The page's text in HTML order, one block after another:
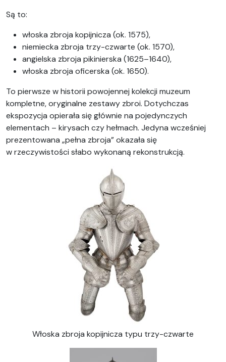
Są to:
włoska zbroja kopijnicza (ok. 1575),
niemiecka zbroja trzy-czwarte (ok. 1570),
angielska zbroja pikinierska (1625–1640),
włoska zbroja oficerska (ok. 1650).
To pierwsze w historii powojennej kolekcji muzeum
kompletne, oryginalne zestawy zbroi. Dotychczas
ekspozycja opierała się głównie na pojedynczych
elementach – kirysach czy hełmach. Jedyna wcześniej
prezentowana „pełna zbroja” okazała się
w rzeczywistości słabo wykonaną rekonstrukcją.
Włoska zbroja kopijnicza typu trzy-czwarte